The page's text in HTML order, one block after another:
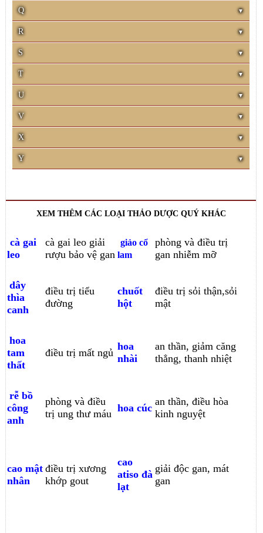
Q
R
S
T
U
V
X
Y
XEM THÊM CÁC LOẠI THẢO DƯỢC QUÝ KHÁC
cà gai
leo
cà gai leo giải
rượu bảo vệ gan
giảo cổ
lam
phòng và điều trị
gan nhiễm mỡ
dây
thìa
canh
điều trị tiểu
đường
chuốt
hột
điều trị sỏi thận,sỏi
mật
hoa
tam
thất
điều trị mất ngủ
hoa
nhài
an thần, giảm căng
thẳng, thanh nhiệt
rễ bồ
công
anh
phòng và điều
trị ung thư máu hoa cúc
an thần, điều hòa
kinh nguyệt
cao mật
nhân
điều trị xương
khớp gout
cao
atiso đà
lạt
giải độc gan, mát
gan